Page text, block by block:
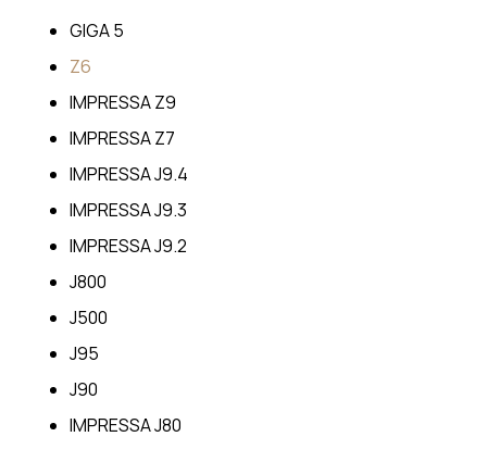
GIGA 5
Z6
IMPRESSA Z9
IMPRESSA Z7
IMPRESSA J9.4
IMPRESSA J9.3
IMPRESSA J9.2
J800
J500
J95
J90
IMPRESSA J80